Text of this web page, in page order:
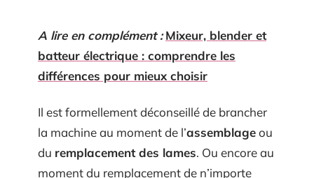
A lire en complément : Mixeur, blender et
batteur électrique : comprendre les
différences pour mieux choisir
Il est formellement déconseillé de brancher
la machine au moment de l’assemblageou
du remplacement des lames. Ou encore au
moment du remplacement de n’importe